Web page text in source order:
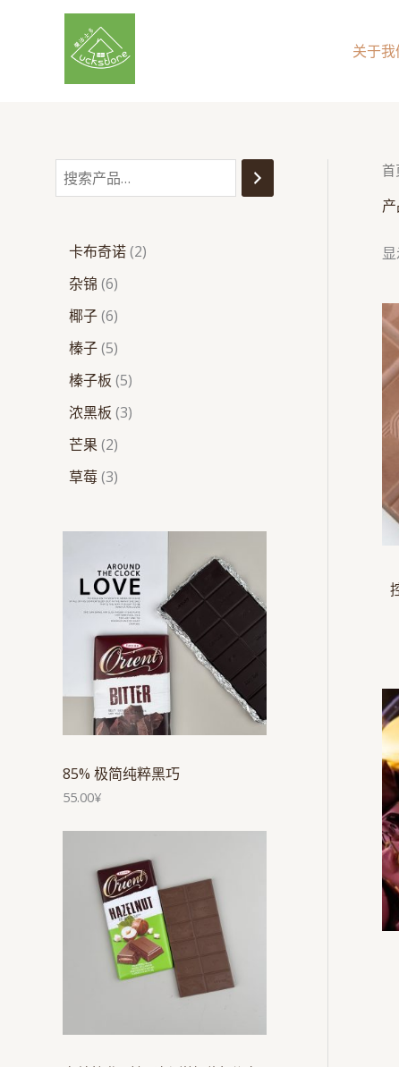
关于我
搜
卡布奇诺 2
杂锦 6
6
个
产
椰子 6
6
个
产
榛子 5
5
个
产
榛子板 5
5
浓黑板 3
3
芒果 2
2
个
产
草莓 3
3
个
产
85% 极简纯粹黑巧
55.00¥
首